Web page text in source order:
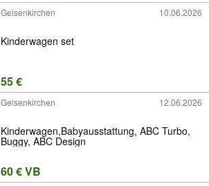
Gelsenkirchen 10.06.2026
Kinderwagen set
55 €
Gelsenkirchen 12.06.2026
Kinderwagen,Babyausstattung, ABC Turbo,
Buggy, ABC Design
60 € VB